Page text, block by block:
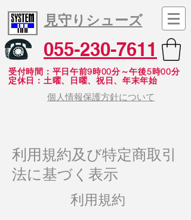
見守りシューズ
055-230-7611
受付時間：平日午前9時00分～午後5時00分
​定休日：土曜、日曜、祝日、年末年始
個人情報保護方針について
利用規約及び特定商取引
法に基づく表示
利用規約